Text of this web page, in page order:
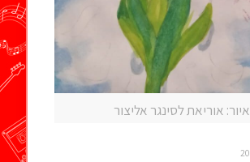
איור: אוריאת לסינגר אליצור